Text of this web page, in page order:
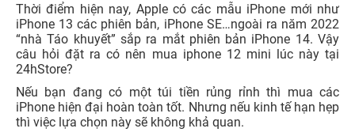
Thời điểm hiện nay, Apple có các mẫu iPhone mới như
iPhone 13 các phiên bản, iPhone SE…ngoài ra năm 2022
“nhà Táo khuyết” sắp ra mắt phiên bản iPhone 14. Vậy
câu hỏi đặt ra có nên mua iphone 12 mini lúc này tại
24hStore?
Nếu bạn đang có một túi tiền rủng rỉnh thì mua các
iPhone hiện đại hoàn toàn tốt. Nhưng nếu kinh tế hạn hẹp
thì việc lựa chọn này sẽ không khả quan.